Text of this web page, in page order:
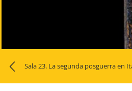
Naviga
la
photogallery
Sala 23. La segunda posguerra en